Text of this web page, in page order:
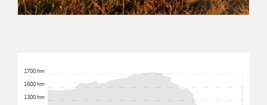
1300 hm
1500 hm
1700 hm